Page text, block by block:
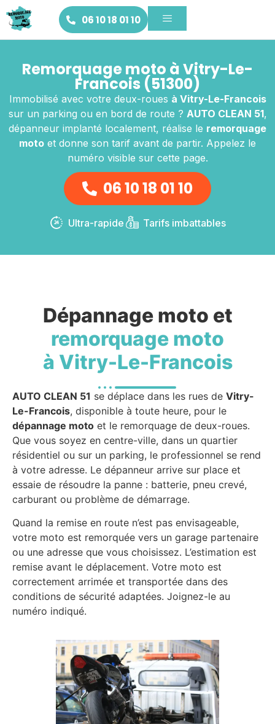
06 10 18 01 10
Remorquage moto à Vitry-Le-
Francois (51300)
Immobilisé avec votre deux-roues à Vitry-Le-Francois
sur un parking ou en bord de route ? AUTO CLEAN 51,
dépanneur implanté localement, réalise le remorquage
moto et donne son tarif avant de partir. Appelez le
numéro visible sur cette page.
06 10 18 01 10
Ultra-rapide Tarifs imbattables
Dépannage moto et
remorquage moto
à Vitry-Le-Francois
AUTO CLEAN 51 se déplace dans les rues de Vitry-
Le-Francois, disponible à toute heure, pour le
dépannage moto et le remorquage de deux-roues.
Que vous soyez en centre-ville, dans un quartier
résidentiel ou sur un parking, le professionnel se rend
à votre adresse. Le dépanneur arrive sur place et
essaie de résoudre la panne : batterie, pneu crevé,
carburant ou problème de démarrage.
Quand la remise en route n’est pas envisageable,
votre moto est remorquée vers un garage partenaire
ou une adresse que vous choisissez. L’estimation est
remise avant le déplacement. Votre moto est
correctement arrimée et transportée dans des
conditions de sécurité adaptées. Joignez-le au
numéro indiqué.